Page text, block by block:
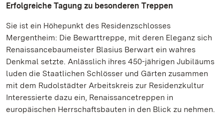
Erfolgreiche Tagung zu besonderen Treppen
Sie ist ein Höhepunkt des Residenzschlosses
Mergentheim: Die Bewarttreppe, mit deren Eleganz sich
Renaissancebaumeister Blasius Berwart ein wahres
Denkmal setzte. Anlässlich ihres 450-jährigen Jubiläums
luden die Staatlichen Schlösser und Gärten zusammen
mit dem Rudolstädter Arbeitskreis zur Residenzkultur
Interessierte dazu ein, Renaissancetreppen in
europäischen Herrschaftsbauten in den Blick zu nehmen.